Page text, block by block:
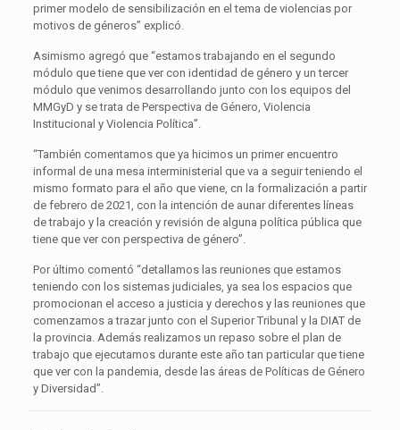
primer modelo de sensibilización en el tema de violencias por
motivos de géneros” explicó.
Asimismo agregó que “estamos trabajando en el segundo
módulo que tiene que ver con identidad de género y un tercer
módulo que venimos desarrollando junto con los equipos del
MMGyD y se trata de Perspectiva de Género, Violencia
Institucional y Violencia Política”.
“También comentamos que ya hicimos un primer encuentro
informal de una mesa interministerial que va a seguir teniendo el
mismo formato para el año que viene, cn la formalización a partir
de febrero de 2021, con la intención de aunar diferentes líneas
de trabajo y la creación y revisión de alguna política pública que
tiene que ver con perspectiva de género”.
Por último comentó “detallamos las reuniones que estamos
teniendo con los sistemas judiciales, ya sea los espacios que
promocionan el acceso a justicia y derechos y las reuniones que
comenzamos a trazar junto con el Superior Tribunal y la DIAT de
la provincia. Además realizamos un repaso sobre el plan de
trabajo que ejecutamos durante este año tan particular que tiene
que ver con la pandemia, desde las áreas de Políticas de Género
y Diversidad”.